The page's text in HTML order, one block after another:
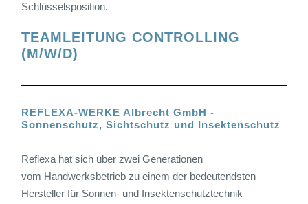
Schlüsselsposition.
TEAMLEITUNG CONTROLLING
(M/W/D)
REFLEXA-WERKE Albrecht GmbH -
Sonnenschutz, Sichtschutz und Insektenschutz
Reflexa hat sich über zwei Generationen
vom Handwerksbetrieb zu einem der bedeutendsten
Hersteller für Sonnen- und Insektenschutztechnik